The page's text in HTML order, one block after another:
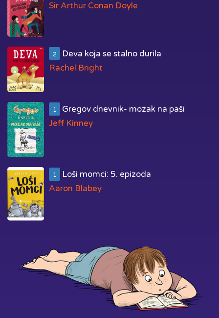
Sir Arthur Conan Doyle
2
Deva koja se stalno durila
Rachel Bright
1
Gregov dnevnik- mozak na paši
Jeff Kinney
1
Loši momci: 5. epizoda
Aaron Blabey